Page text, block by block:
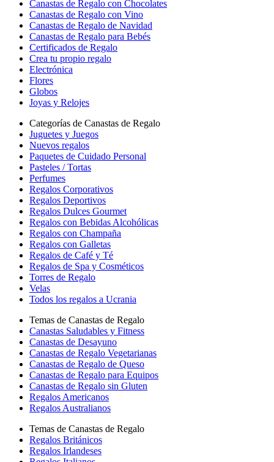
Canastas de Regalo con Chocolates
Canastas de Regalo con Vino
Canastas de Regalo de Navidad
Canastas de Regalo para Bebés
Certificados de Regalo
Crea tu propio regalo
Electrónica
Flores
Globos
Joyas y Relojes
Categorías de Canastas de Regalo
Juguetes y Juegos
Nuevos regalos
Paquetes de Cuidado Personal
Pasteles / Tortas
Perfumes
Regalos Corporativos
Regalos Deportivos
Regalos Dulces Gourmet
Regalos con Bebidas Alcohólicas
Regalos con Champaña
Regalos con Galletas
Regalos de Café y Té
Regalos de Spa y Cosméticos
Torres de Regalo
Velas
Todos los regalos a Ucrania
Temas de Canastas de Regalo
Canastas Saludables y Fitness
Canastas de Desayuno
Canastas de Regalo Vegetarianas
Canastas de Regalo de Queso
Canastas de Regalo para Equipos
Canastas de Regalo sin Gluten
Regalos Americanos
Regalos Australianos
Temas de Canastas de Regalo
Regalos Británicos
Regalos Irlandeses